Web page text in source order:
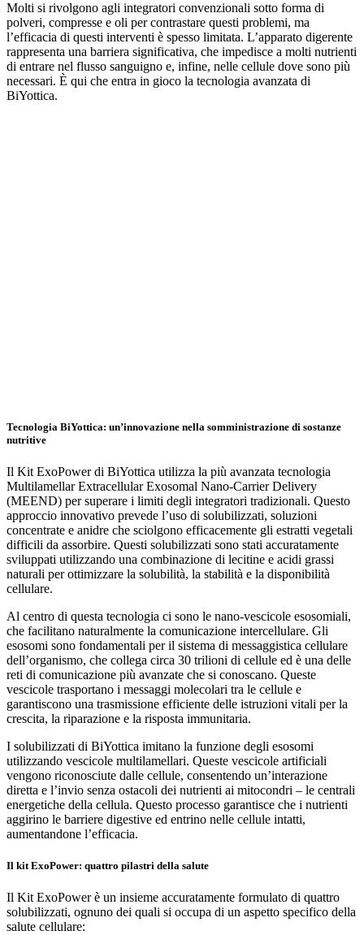
Molti si rivolgono agli integratori convenzionali sotto forma di
polveri, compresse e oli per contrastare questi problemi, ma
l’efficacia di questi interventi è spesso limitata. L’apparato digerente
rappresenta una barriera significativa, che impedisce a molti nutrienti
di entrare nel flusso sanguigno e, infine, nelle cellule dove sono più
necessari. È qui che entra in gioco la tecnologia avanzata di
BiYottica.
Tecnologia BiYottica: un’innovazione nella somministrazione di sostanze
nutritive
Il Kit ExoPower di BiYottica utilizza la più avanzata tecnologia
Multilamellar Extracellular Exosomal Nano-Carrier Delivery
(MEEND) per superare i limiti degli integratori tradizionali. Questo
approccio innovativo prevede l’uso di solubilizzati, soluzioni
concentrate e anidre che sciolgono efficacemente gli estratti vegetali
difficili da assorbire. Questi solubilizzati sono stati accuratamente
sviluppati utilizzando una combinazione di lecitine e acidi grassi
naturali per ottimizzare la solubilità, la stabilità e la disponibilità
cellulare.
Al centro di questa tecnologia ci sono le nano-vescicole esosomiali,
che facilitano naturalmente la comunicazione intercellulare. Gli
esosomi sono fondamentali per il sistema di messaggistica cellulare
dell’organismo, che collega circa 30 trilioni di cellule ed è una delle
reti di comunicazione più avanzate che si conoscano. Queste
vescicole trasportano i messaggi molecolari tra le cellule e
garantiscono una trasmissione efficiente delle istruzioni vitali per la
crescita, la riparazione e la risposta immunitaria.
I solubilizzati di BiYottica imitano la funzione degli esosomi
utilizzando vescicole multilamellari. Queste vescicole artificiali
vengono riconosciute dalle cellule, consentendo un’interazione
diretta e l’invio senza ostacoli dei nutrienti ai mitocondri – le centrali
energetiche della cellula. Questo processo garantisce che i nutrienti
aggirino le barriere digestive ed entrino nelle cellule intatti,
aumentandone l’efficacia.
Il kit ExoPower: quattro pilastri della salute
Il Kit ExoPower è un insieme accuratamente formulato di quattro
solubilizzati, ognuno dei quali si occupa di un aspetto specifico della
salute cellulare: